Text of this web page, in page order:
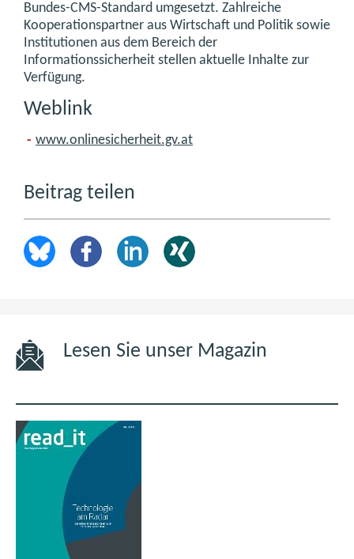
Bundes-CMS-Standard umgesetzt. Zahlreiche
Kooperationspartner aus Wirtschaft und Politik sowie
Institutionen aus dem Bereich der
Informationssicherheit stellen aktuelle Inhalte zur
Verfügung.
Weblink
www.onlinesicherheit.gv.at
Beitrag teilen
Lesen Sie unser Magazin